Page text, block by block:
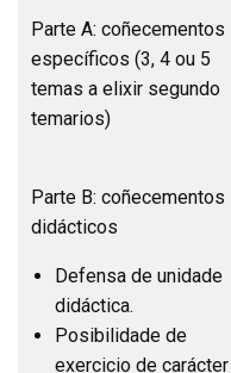
Parte A: coñecementos
específicos (3, 4 ou 5
temas a elixir segundo
temarios)
Parte B: coñecementos
didácticos
Defensa de unidade
didáctica.
Posibilidade de
exercicio de carácter